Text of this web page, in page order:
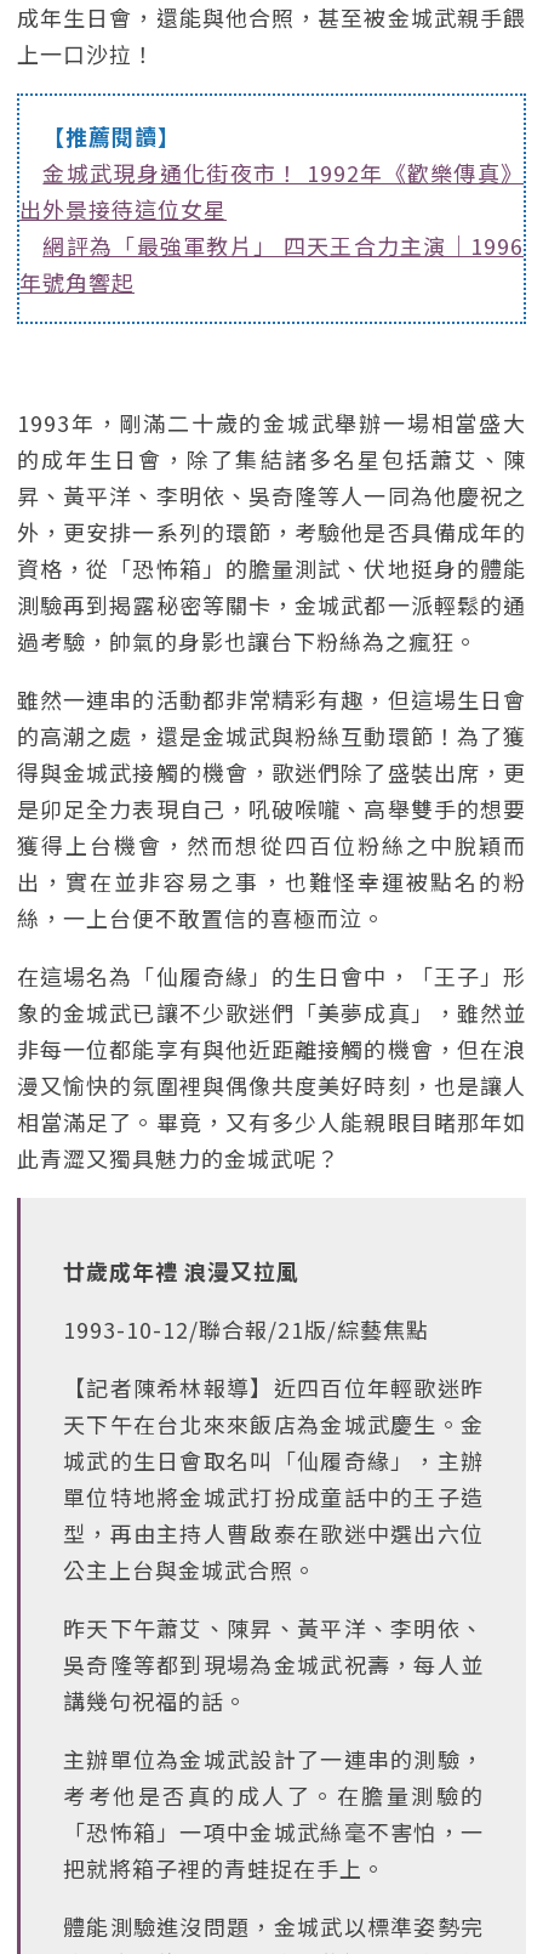
成年生日會，還能與他合照，甚至被金城武親手餵
上一口沙拉！
【推薦閱讀】
金城武現身通化街夜市！ 1992年《歡樂傳真》
出外景接待這位女星
網評為「最強軍教片」 四天王合力主演｜1996
年號角響起
1993年，剛滿二十歲的金城武舉辦一場相當盛大
的成年生日會，除了集結諸多名星包括蕭艾、陳
昇、黃平洋、李明依、吳奇隆等人一同為他慶祝之
外，更安排一系列的環節，考驗他是否具備成年的
資格，從「恐怖箱」的膽量測試、伏地挺身的體能
測驗再到揭露秘密等關卡，金城武都一派輕鬆的通
過考驗，帥氣的身影也讓台下粉絲為之瘋狂。
雖然一連串的活動都非常精彩有趣，但這場生日會
的高潮之處，還是金城武與粉絲互動環節！為了獲
得與金城武接觸的機會，歌迷們除了盛裝出席，更
是卯足全力表現自己，吼破喉嚨、高舉雙手的想要
獲得上台機會，然而想從四百位粉絲之中脫穎而
出，實在並非容易之事，也難怪幸運被點名的粉
絲，一上台便不敢置信的喜極而泣。
在這場名為「仙履奇緣」的生日會中，「王子」形
象的金城武已讓不少歌迷們「美夢成真」，雖然並
非每一位都能享有與他近距離接觸的機會，但在浪
漫又愉快的氛圍裡與偶像共度美好時刻，也是讓人
相當滿足了。畢竟，又有多少人能親眼目睹那年如
此青澀又獨具魅力的金城武呢？
廿歲成年禮 浪漫又拉風
1993-10-12/聯合報/21版/綜藝焦點
【記者陳希林報導】近四百位年輕歌迷昨
天下午在台北來來飯店為金城武慶生。金
城武的生日會取名叫「仙履奇緣」，主辦
單位特地將金城武打扮成童話中的王子造
型，再由主持人曹啟泰在歌迷中選出六位
公主上台與金城武合照。
昨天下午蕭艾、陳昇、黃平洋、李明依、
吳奇隆等都到現場為金城武祝壽，每人並
講幾句祝福的話。
主辦單位為金城武設計了一連串的測驗，
考考他是否真的成人了。在膽量測驗的
「恐怖箱」一項中金城武絲毫不害怕，一
把就將箱子裡的青蛙捉在手上。
體能測驗進沒問題，金城武以標準姿勢完